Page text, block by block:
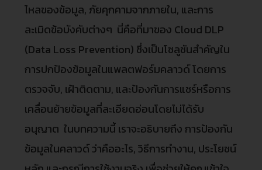
ไหลของข้อมูล, ภัยคุกคามจากภายใน, และการ
ละเมิดข้อบังคับต่างๆ นี่คือที่มาของ Cloud DLP
(Data Loss Prevention) ซึ่งเป็นโซลูชันสำคัญใน
การปกป้องข้อมูลในแพลตฟอร์มคลาวด์ โดยการ
ตรวจจับ, เฝ้าติดตาม, และป้องกันการแชร์หรือการ
เคลื่อนย้ายข้อมูลที่ละเอียดอ่อนโดยไม่ได้รับ
อนุญาต ในบทความนี้ เราจะอธิบายถึง การป้องกัน
ข้อมูลในคลาวด์ ว่าคืออะไร, วิธีการทำงาน, ประโยชน์